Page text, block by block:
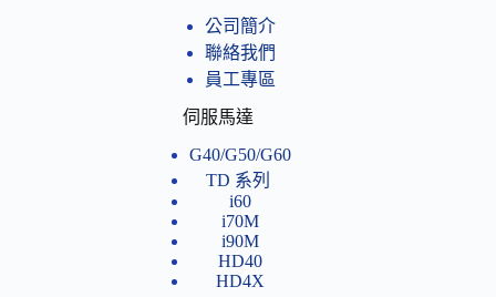
公司簡介
聯絡我們
員工專區
伺服馬達
G40/G50/G60
TD 系列
i60
i70M
i90M
HD40
HD4X